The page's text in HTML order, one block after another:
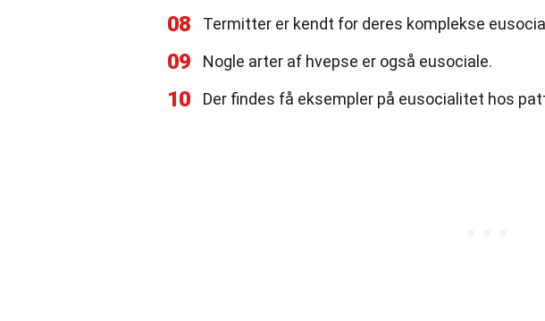
08 Termitter er kendt for deres komplekse
09 Nogle arter af hvepse er også eusociale.
10 Der findes få eksempler på eusocialitet hos